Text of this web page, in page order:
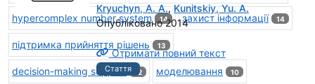
hypercomplex number system 14 захист інформації 14
підтримка прийняття рішень 13
decision-making support 12 моделювання 10
Kryuchyn, A. A.,Kunitskiy, Yu. A.
Опубліковано 2014
Отримати повний текст
Стаття